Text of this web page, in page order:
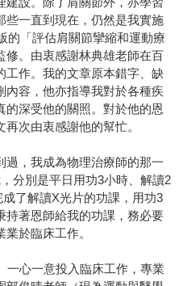
些一直到現在，仍然是我實施
的「評估肩關節攣縮和運動療
修。由衷感謝林典雄老師在百
工作。我的文章原本錯字、缺
內容，他亦指導我對於各種疾
深受他的關照。對於他的恩
次由衷感謝他的幫忙。
過，我成為物理治療師的那一
分別是平日用功3小時、解讀2
了解讀X光片的功課，用功3
持著恩師給我的功課，務必要
於臨床工作。
一心一意投入臨床工作，專業